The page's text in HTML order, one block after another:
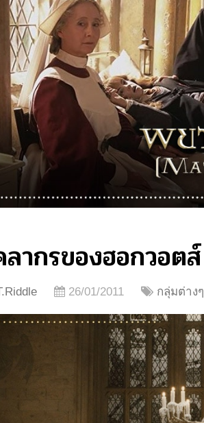
ากรของฮอกวอตส์
26/01/2011 กลุ่มต่างๆ